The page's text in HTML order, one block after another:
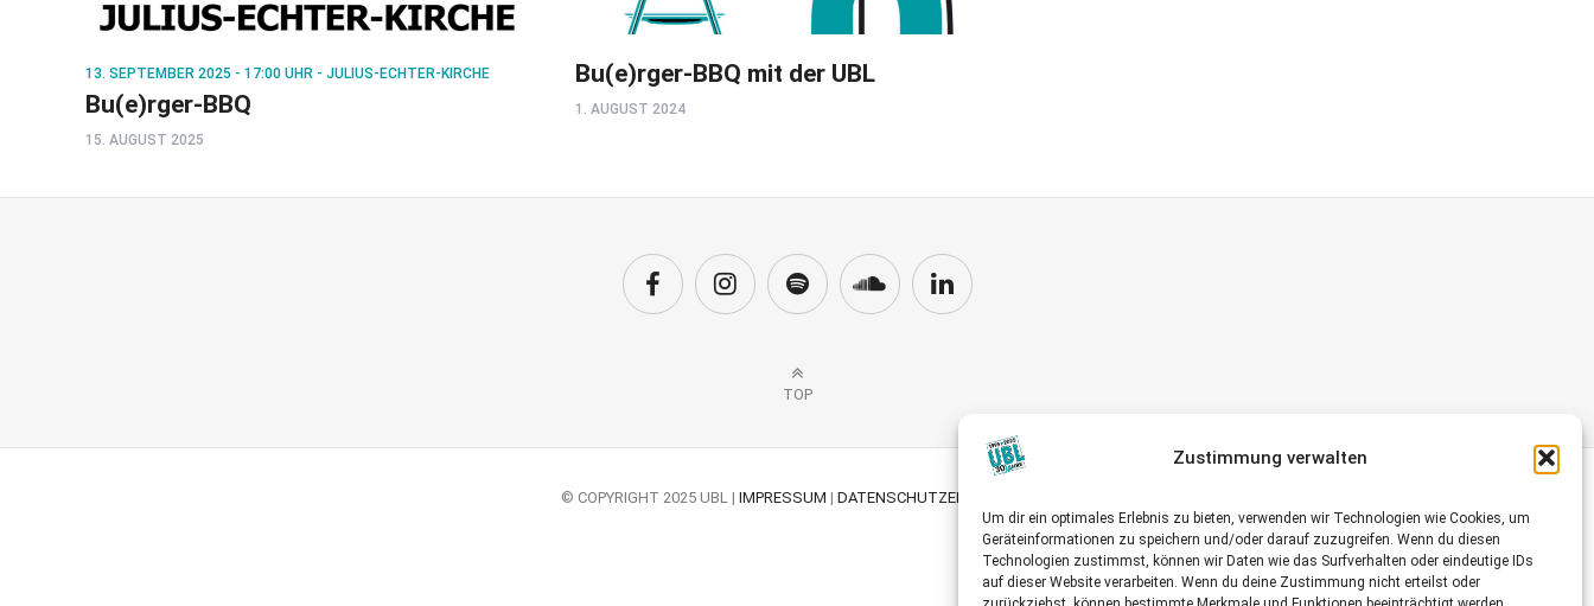
Zustimmung verwalten
Um dir ein optimales Erlebnis zu bieten, verwenden wir Technologien wie Cookies, um
Geräteinformationen zu speichern und/oder darauf zuzugreifen. Wenn du diesen
Technologien zustimmst, können wir Daten wie das Surfverhalten oder eindeutige IDs
auf dieser Website verarbeiten. Wenn du deine Zustimmung nicht erteilst oder
13. SEPTEMBER 2025 - 17:00 UHR - JULIUS-ECHTER-KIRCHE
Bu(e)rger-BBQ
15. AUGUST 2025
Bu(e)rger-BBQ mit der UBL
1. AUGUST 2024
TOP
© COPYRIGHT 2025 UBL | IMPRESSUM | DATENSCHUTZERKLÄRUNG